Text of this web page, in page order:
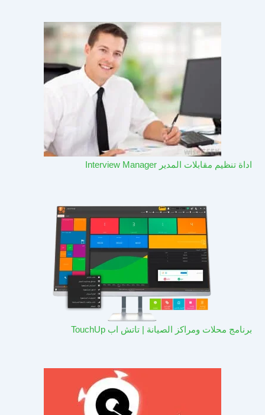
اداة تنظيم مقابلات المدير Interview Manager
برنامج محلات ومراكز الصيانة | تاتش اب TouchUp